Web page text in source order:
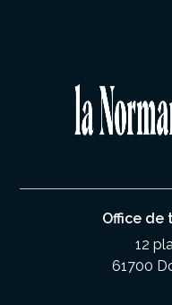
Office de
12
61700